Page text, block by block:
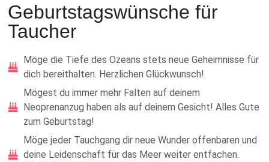
Geburtstagswünsche für
Taucher
Möge die Tiefe des Ozeans stets neue Geheimnisse für
dich bereithalten. Herzlichen Glückwunsch!
Mögest du immer mehr Falten auf deinem
Neoprenanzug haben als auf deinem Gesicht! Alles Gute
zum Geburtstag!
Möge jeder Tauchgang dir neue Wunder offenbaren und
deine Leidenschaft für das Meer weiter entfachen.